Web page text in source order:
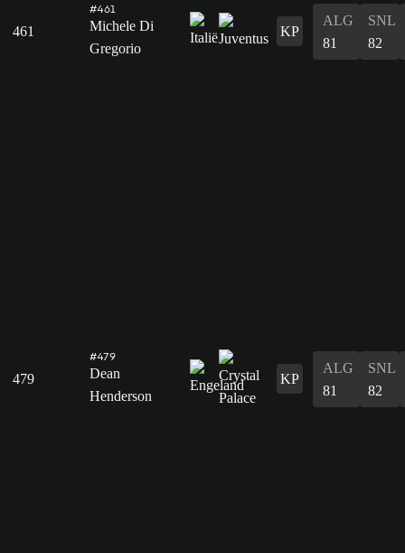
461
#461
Michele Di
Gregorio
KP
ALG
81
SNL
82
479
#479
Dean
Henderson
KP
ALG
81
SNL
82